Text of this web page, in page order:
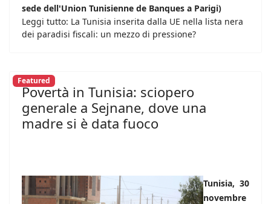
sede dell'Union Tunisienne de Banques a Parigi)
Leggi tutto: La Tunisia inserita dalla UE nella lista nera
dei paradisi fiscali: un mezzo di pressione?
Featured
Povertà in Tunisia: sciopero
generale a Sejnane, dove una
madre si è data fuoco
Tunisia, 30
novembre